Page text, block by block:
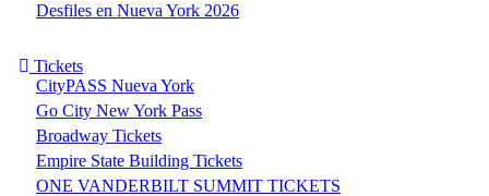
Desfiles en Nueva York 2026
Tickets
CityPASS Nueva York
Go City New York Pass
Broadway Tickets
Empire State Building Tickets
ONE VANDERBILT SUMMIT TICKETS